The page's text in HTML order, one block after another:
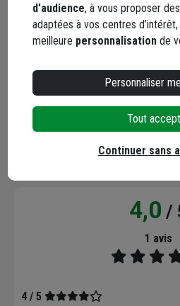
Description
Caractéristiques
Avis clients Seuls les
4,0 /
1 avis
4 / 5
d’audience, à vous proposer des
adaptées à vos centres
meilleure personnalisation de
Personnaliser
Tout
Continuer sans